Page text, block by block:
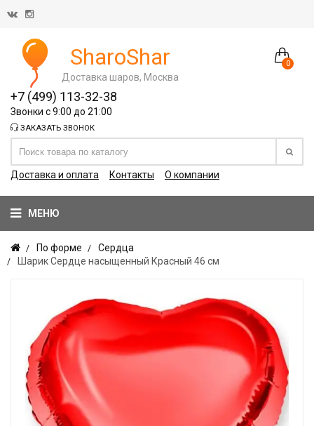
0
SharoShar
Доставка шаров, Москва
+7 (499) 113-32-38
Звонки с 9:00 до 21:00
ЗАКАЗАТЬ ЗВОНОК
Доставка и оплата Контакты О компании
МЕНЮ
По форме
Сердца
Шарик Сердце насыщенный Красный 46 см